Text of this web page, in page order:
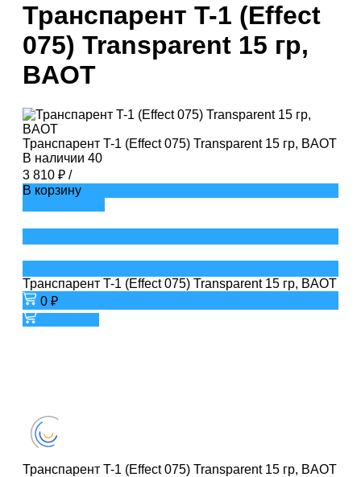
Транспарент T-1 (Effect
075) Transparent 15 гр,
BAOT
Транспарент T-1 (Effect 075) Transparent 15 гр, BAOT
В наличии 40
3 810 ₽ /
В корзину
Транспарент T-1 (Effect 075) Transparent 15 гр, BAOT
0 ₽
Транспарент T-1 (Effect 075) Transparent 15 гр, BAOT